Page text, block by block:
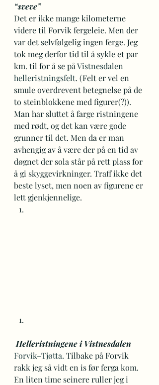
“sveve”
Det er ikke mange kilometerne
videre til Forvik fergeleie. Men der
var det selvfølgelig ingen ferge. Jeg
tok meg derfor tid til å sykle et par
km. til for å se på Vistnesdalen
helleristningsfelt. (Felt er vel en
smule overdrevent betegnelse på de
to steinblokkene med figurer(?)).
Man har sluttet å farge ristningene
med rødt, og det kan være gode
grunner til det. Men da er man
avhengig av å være der på en tid av
døgnet der sola står på rett plass for
å gi skyggevirkninger. Traff ikke det
beste lyset, men noen av figurene er
lett gjenkjennelige.
Helleristningene i Vistnesdalen
Forvik–Tjøtta. Tilbake på Forvik
rakk jeg så vidt en is før ferga kom.
En liten time seinere ruller jeg i